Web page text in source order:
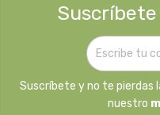
Suscríbete y no te pierdas
nuestro